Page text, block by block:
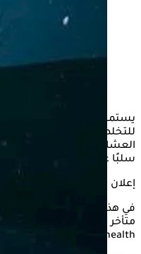
يستمتع الكثيرون بنزهة
للتخلص من التوتر، وتصفية
العشاء، ولكن هل يمكن أن
سلبًا على صحة الأمعاء؟
إعلان
في هذه السطور يستعرض
my health.